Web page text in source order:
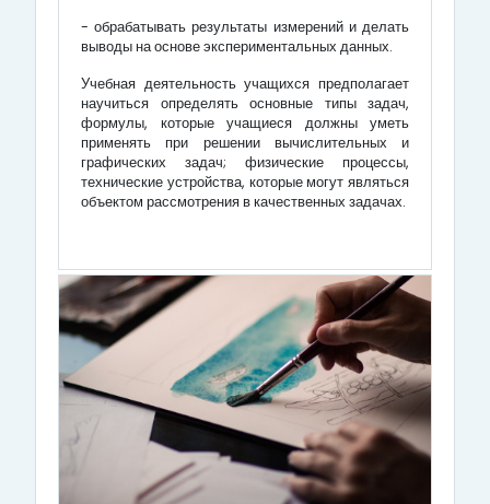
- обрабатывать результаты измерений и делать
выводы на основе экспериментальных данных.
Учебная деятельность учащихся предполагает
научиться определять основные типы задач,
формулы, которые учащиеся должны уметь
применять при решении вычислительных и
графических задач; физические процессы,
технические устройства, которые могут являться
объектом рассмотрения в качественных задачах.